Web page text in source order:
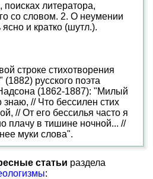
поисках литератора,
со словом. 2. О неумении
и кратко (шутл.).
строке стихотворения
русского поэта
(1862-1887): "Милый
знаю, // Что бессилен стих
// От его бессилья часто я
плачу в тишине ночной... //
муки слова".
статьи раздела
: